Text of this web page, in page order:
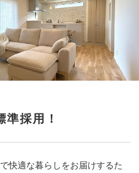
採用！
快適な暮らしをお届けするた